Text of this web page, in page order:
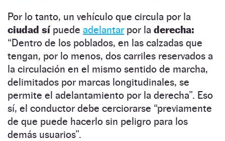
Por lo tanto, un vehículo que circula por la
ciudad sí puede adelantar por la derecha:
“Dentro de los poblados, en las calzadas que
tengan, por lo menos, dos carriles reservados a
la circulación en el mismo sentido de marcha,
delimitados por marcas longitudinales, se
permite el adelantamiento por la derecha”. Eso
sí, el conductor debe cerciorarse “previamente
de que puede hacerlo sin peligro para los
demás usuarios”.